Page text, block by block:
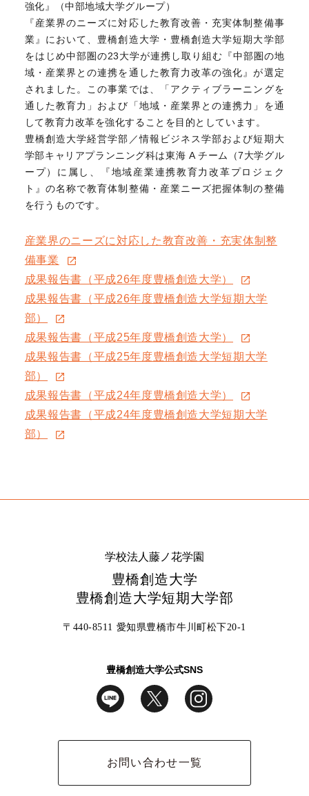
強化』（中部地域大学グループ）
『産業界のニーズに対応した教育改善・充実体制整備事
業』において、豊橋創造大学・豊橋創造大学短期大学部
をはじめ中部圏の23大学が連携し取り組む『中部圏の地
域・産業界との連携を通した教育力改革の強化』が選定
されました。この事業では、「アクティブラーニングを
通した教育力」および「地域・産業界との連携力」を通
して教育力改革を強化することを目的としています。
豊橋創造大学経営学部／情報ビジネス学部および短期大
学部キャリアプランニング科は東海 A チーム（7大学グル
ープ）に属し、『地域産業連携教育力改革プロジェク
ト』の名称で教育体制整備・産業ニーズ把握体制の整備
を行うものです。
産業界のニーズに対応した教育改善・充実体制整
備事業
成果報告書（平成26年度豊橋創造大学）
成果報告書（平成26年度豊橋創造大学短期大学
部）
成果報告書（平成25年度豊橋創造大学）
成果報告書（平成25年度豊橋創造大学短期大学
部）
成果報告書（平成24年度豊橋創造大学）
成果報告書（平成24年度豊橋創造大学短期大学
部）
学校法人藤ノ花学園
豊橋創造大学
豊橋創造大学短期大学部
〒440-8511 愛知県豊橋市牛川町松下20-1
豊橋創造大学公式SNS
お問い合わせ一覧